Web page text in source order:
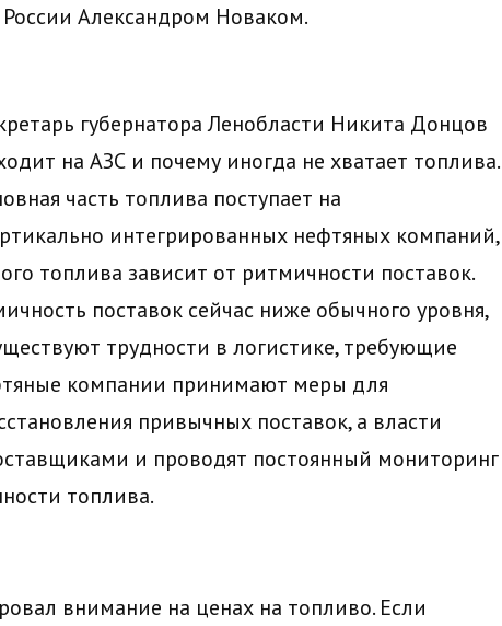
Александром Новаком.
губернатора Ленобласти Никита Донцов
на АЗС и почему иногда не хватает топлива.
часть топлива поступает на
интегрированных нефтяных компаний,
топлива зависит от ритмичности поставок.
поставок сейчас ниже обычного уровня,
трудности в логистике, требующие
компании принимают меры для
привычных поставок, а власти
и проводят постоянный мониторинг
топлива.
внимание на ценах на топливо. Если